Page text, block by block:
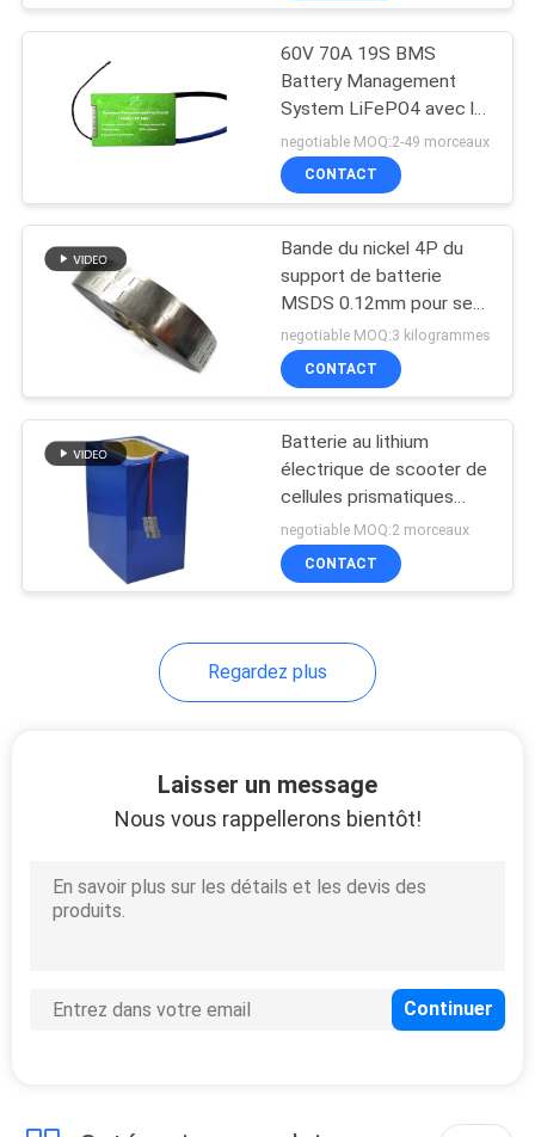
Batterie BMS Board
BMS futé Battery
Cellule de batterie
de batterie au
60V 70A 19S BMS
Battery Management
System LiFePO4 avec la
carte PCB d'équilibre
negotiable MOQ:2-49 morceaux
CONTACT
Bande du nickel 4P du
support de batterie
MSDS 0.12mm pour se
relier parallèle multi de
18650 batteries
negotiable MOQ:3 kilogrammes
CONTACT
Batterie au lithium
électrique de scooter de
cellules prismatiques
d'UN38.3 NMC 48V 20Ah
30Ah 40AH
negotiable MOQ:2 morceaux
CONTACT
Regardez plus
Laisser un message
Nous vous rappellerons bientôt!